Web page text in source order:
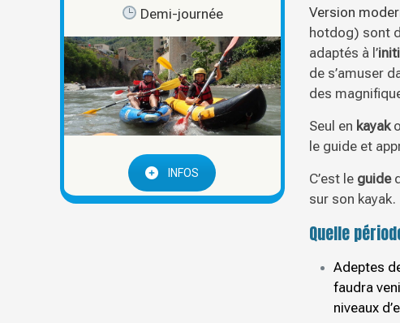
Demi-journée
INFOS
Version
hotdog) sont
adaptés à l’
de s’amuser
des
Seul en kayak
le guide et
C’est le guide
sur son kayak.
Quelle
Adeptes
faudra
niveaux